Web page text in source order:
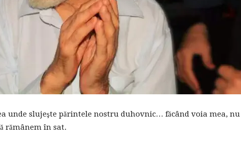
Hristos
unde slujeşte părintele nostru duhovnic… făcând voia mea, nu
rămânem în sat.